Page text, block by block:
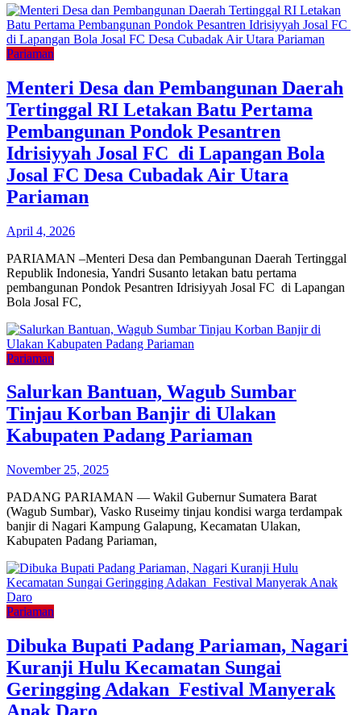
Pariaman
Menteri Desa dan Pembangunan Daerah
Tertinggal RI Letakan Batu Pertama
Pembangunan Pondok Pesantren
Idrisiyyah Josal FC di Lapangan Bola
Josal FC Desa Cubadak Air Utara
Pariaman
April 4, 2026
PARIAMAN –Menteri Desa dan Pembangunan Daerah Tertinggal
Republik Indonesia, Yandri Susanto letakan batu pertama
pembangunan Pondok Pesantren Idrisiyyah Josal FC di Lapangan
Bola Josal FC,
Pariaman
Salurkan Bantuan, Wagub Sumbar
Tinjau Korban Banjir di Ulakan
Kabupaten Padang Pariaman
November 25, 2025
PADANG PARIAMAN — Wakil Gubernur Sumatera Barat
(Wagub Sumbar), Vasko Ruseimy tinjau kondisi warga terdampak
banjir di Nagari Kampung Galapung, Kecamatan Ulakan,
Kabupaten Padang Pariaman,
Pariaman
Dibuka Bupati Padang Pariaman, Nagari
Kuranji Hulu Kecamatan Sungai
Geringging Adakan Festival Manyerak